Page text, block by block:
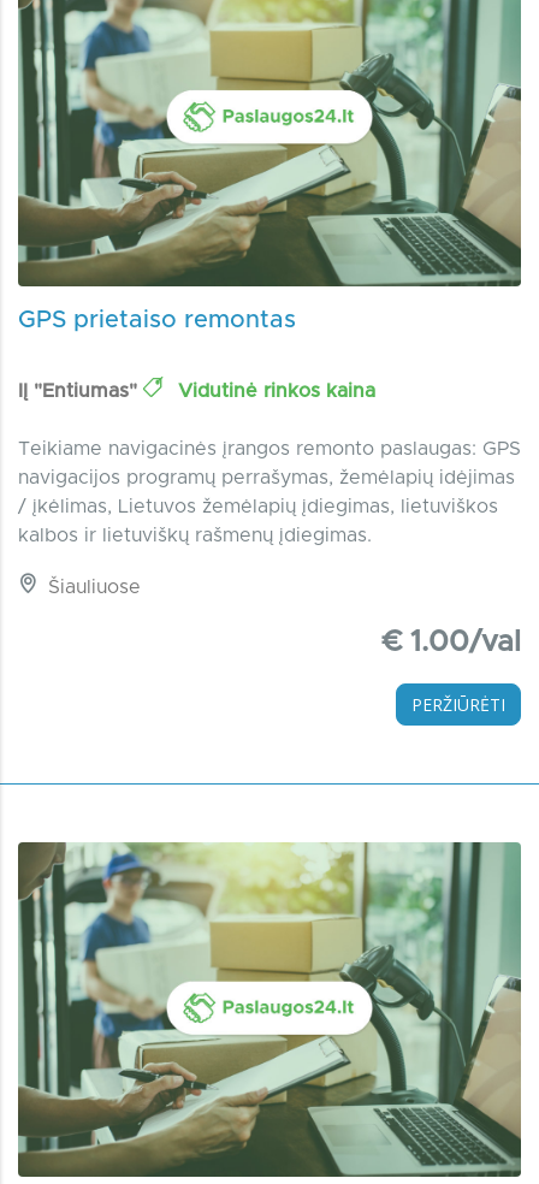
GPS prietaiso remontas
IĮ "Entiumas" Vidutinė rinkos kaina
Teikiame navigacinės įrangos remonto paslaugas: GPS
navigacijos programų perrašymas, žemėlapių idėjimas
/ įkėlimas, Lietuvos žemėlapių įdiegimas, lietuviškos
kalbos ir lietuviškų rašmenų įdiegimas.
Šiauliuose
€ 1.00/val
PERŽIŪRĖTI